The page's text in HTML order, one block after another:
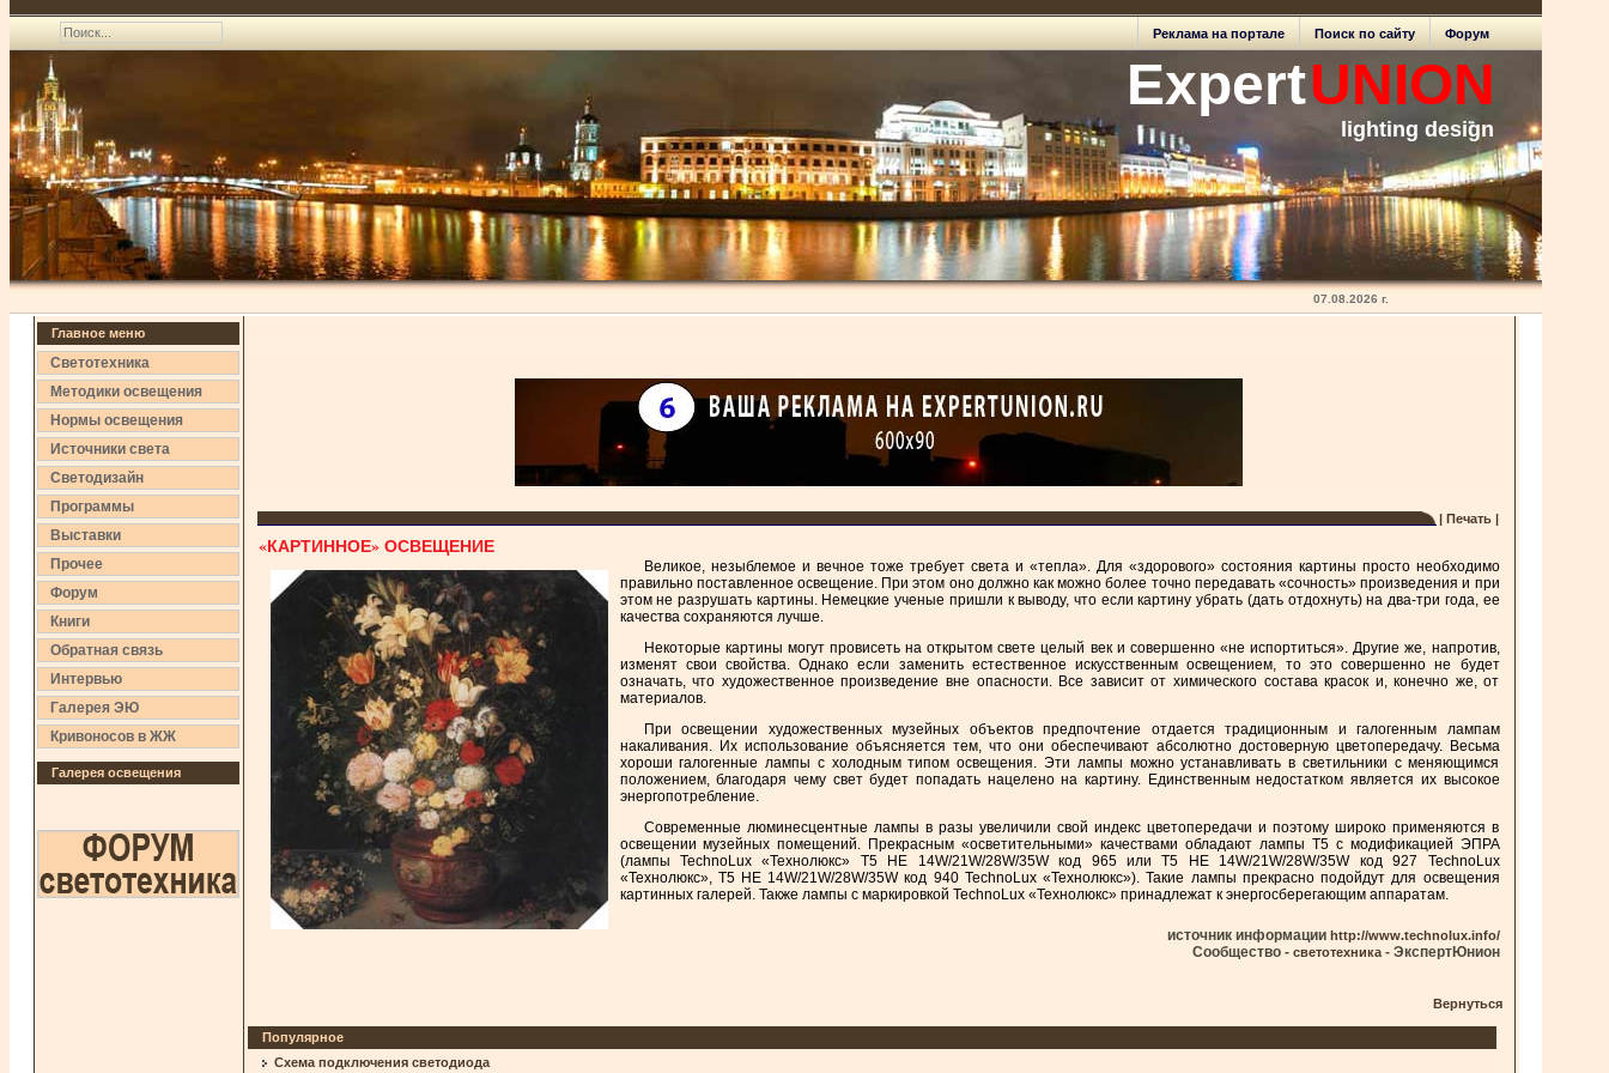
Форум
Поиск по сайту
Реклама на портале
ExpertUNION
lighting design
07.08.2026 г.
Главное меню
Светотехника
Методики освещения
Нормы освещения
Источники света
Светодизайн
Программы
Выставки
Прочее
Форум
Книги
Обратная связь
Интервью
Галерея ЭЮ
Кривоносов в ЖЖ
Галерея освещения
| Печать |
«КАРТИННОЕ» ОСВЕЩЕНИЕ
Великое, незыблемое и вечное тоже требует света и «тепла». Для «здорового» состояния картины просто необходимо
правильно поставленное освещение. При этом оно должно как можно более точно передавать «сочность» произведения и при
этом не разрушать картины. Немецкие ученые пришли к выводу, что если картину убрать (дать отдохнуть) на два-три года, ее
качества сохраняются лучше.
Некоторые картины могут провисеть на открытом свете целый век и совершенно «не испортиться». Другие же, напротив,
изменят свои свойства. Однако если заменить естественное искусственным освещением, то это совершенно не будет
означать, что художественное произведение вне опасности. Все зависит от химического состава красок и, конечно же, от
материалов.
При освещении художественных музейных объектов предпочтение отдается традиционным и галогенным лампам
накаливания. Их использование объясняется тем, что они обеспечивают абсолютно достоверную цветопередачу. Весьма
хороши галогенные лампы с холодным типом освещения. Эти лампы можно устанавливать в светильники с меняющимся
положением, благодаря чему свет будет попадать нацелено на картину. Единственным недостатком является их высокое
энергопотребление.
Современные люминесцентные лампы в разы увеличили свой индекс цветопередачи и поэтому широко применяются в
освещении музейных помещений. Прекрасным «осветительными» качествами обладают лампы Т5 с модификацией ЭПРА
(лампы TechnoLux «Технолюкс» T5 HE 14W/21W/28W/35W код 965 или T5 HE 14W/21W/28W/35W код 927 TechnoLux
«Технолюкс», T5 HE 14W/21W/28W/35W код 940 TechnoLux «Технолюкс»). Такие лампы прекрасно подойдут для освещения
картинных галерей. Также лампы с маркировкой TechnoLux «Технолюкс» принадлежат к энергосберегающим аппаратам.
источник информации http://www.technolux.info/
Сообщество - светотехника- ЭкспертЮнион
Вернуться
Популярное
Схема подключения светодиода